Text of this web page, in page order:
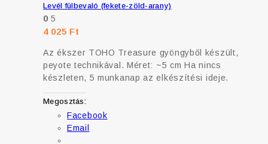
Levél fülbevaló (fekete-zöld-arany)
0 5
4 025 Ft
Az ékszer TOHO Treasure gyöngyből készült,
peyote technikával. Méret: ~5 cm Ha nincs
készleten, 5 munkanap az elkészítési ideje.
Megosztás:
Facebook
Email